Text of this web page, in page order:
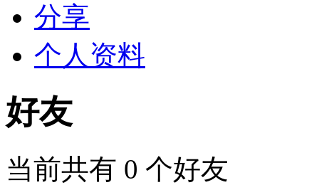
分享
个人资料
好友
当前共有 0 个好友